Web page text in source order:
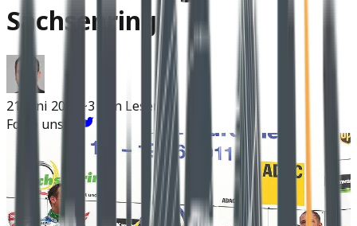
Sachsenring
21 Juni 2011
~3 Min Lesen
Folge uns: